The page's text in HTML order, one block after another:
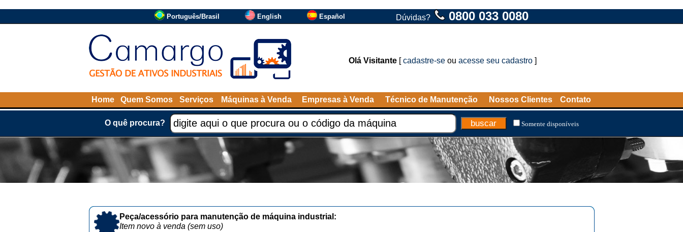
Português/Brasil English Español Dúvidas? 0800 033 0080
Olá Visitante [cadastre-se ou acesse seu cadastro ]
Home Quem Somos Serviços Máquinas à Venda Empresas à Venda Técnico de Manutenção Nossos Clientes Contato
O quê procura? Somente disponíveis
Peça/acessório para manutenção de máquina industrial:
Item novo à venda (sem uso)